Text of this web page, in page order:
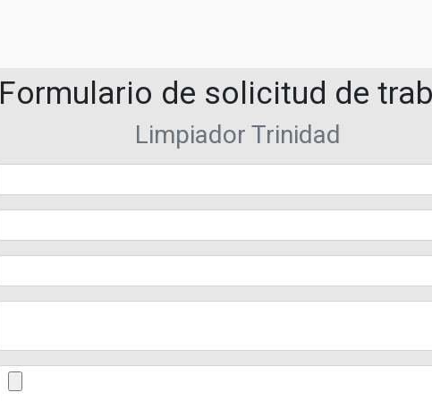
Formulario de solicitud de
Limpiador Trinidad